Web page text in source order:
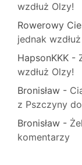
wzdłuż Olzy!
Rowerowy
jednak
HapsonKKK -
wzdłuż Olzy!
Bronisław -
z Pszczyny
Bronisław -
komentarzy